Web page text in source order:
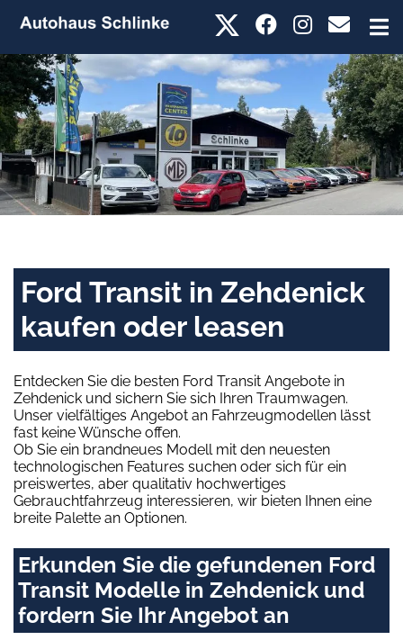
Ford Transit in Zehdenick
kaufen oder leasen
Entdecken Sie die besten Ford Transit Angebote in
Zehdenick und sichern Sie sich Ihren Traumwagen.
Unser vielfältiges Angebot an Fahrzeugmodellen lässt
fast keine Wünsche offen.
Ob Sie ein brandneues Modell mit den neuesten
technologischen Features suchen oder sich für ein
preiswertes, aber qualitativ hochwertiges
Gebrauchtfahrzeug interessieren, wir bieten Ihnen eine
breite Palette an Optionen.
Erkunden Sie die gefundenen Ford
Transit Modelle in Zehdenick und
fordern Sie Ihr Angebot an